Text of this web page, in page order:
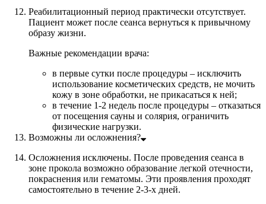
Реабилитационный период практически отсутствует.
Пациент может после сеанса вернуться к привычному
образу жизни.
Важные рекомендации врача:
в первые сутки после процедуры – исключить
использование косметических средств, не мочить
кожу в зоне обработки, не прикасаться к ней;
в течение 1-2 недель после процедуры – отказаться
от посещения сауны и солярия, ограничить
физические нагрузки.
Возможны ли осложнения?
Осложнения исключены. После проведения сеанса в
зоне прокола возможно образование легкой отечности,
покраснения или гематомы. Эти проявления проходят
самостоятельно в течение 2-3-х дней.